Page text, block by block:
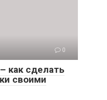
0
как сделать
своими